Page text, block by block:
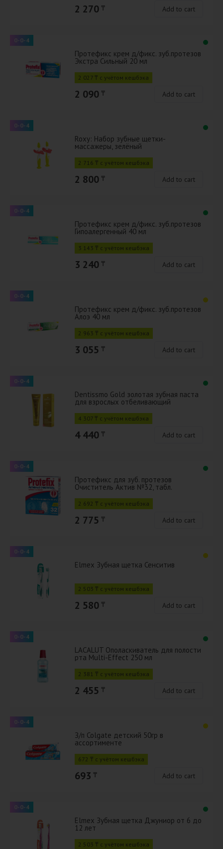
2 270 ₸ Add to cart
0-0-4
Протефикс крем д/фикс. зуб.протезов
Экстра Сильный 20 мл
2 027 ₸ с учётом кешбэка
2 090 ₸ Add to cart
0-0-4
Roxy: Набор зубные щетки-
массажеры, зелёный
2 716 ₸ с учётом кешбэка
2 800 ₸ Add to cart
0-0-4
Протефикс крем д/фикс. зуб.протезов
Гипоалергенный 40 мл
3 143 ₸ с учётом кешбэка
3 240 ₸ Add to cart
0-0-4
Протефикс крем д/фикс. зуб.протезов
Алоэ 40 мл
2 963 ₸ с учётом кешбэка
3 055 ₸ Add to cart
0-0-4
Dentissmo Gold золотая зубная паста
для взрослых отбеливающий
4 307 ₸ с учётом кешбэка
4 440 ₸ Add to cart
0-0-4
Протефикс для зуб. протезов
Очиститель Актив №32, табл.
2 692 ₸ с учётом кешбэка
2 775 ₸ Add to cart
0-0-4
Elmex Зубная щетка Сенситив
2 503 ₸ с учётом кешбэка
2 580 ₸ Add to cart
0-0-4
LACALUT Ополаскиватель для полости
рта Multi-Effect 250 мл
2 381 ₸ с учётом кешбэка
2 455 ₸ Add to cart
0-0-4
З/п Colgate детский 50гр в
ассортименте
672 ₸ с учётом кешбэка
693 ₸ Add to cart
0-0-4
Elmex Зубная щетка Джуниор от 6 до
12 лет
2 503 ₸ с учётом кешбэка